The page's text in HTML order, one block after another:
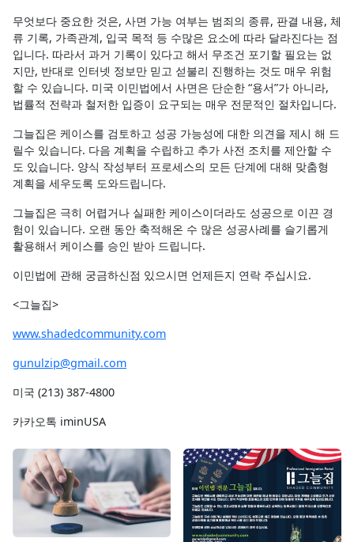
무엇보다 중요한 것은, 사면 가능 여부는 범죄의 종류, 판결 내용, 체
류 기록, 가족관계, 입국 목적 등 수많은 요소에 따라 달라진다는 점
입니다. 따라서 과거 기록이 있다고 해서 무조건 포기할 필요는 없
지만, 반대로 인터넷 정보만 믿고 섣불리 진행하는 것도 매우 위험
할 수 있습니다. 미국 이민법에서 사면은 단순한 “용서”가 아니라,
법률적 전략과 철저한 입증이 요구되는 매우 전문적인 절차입니다.
그늘집은 케이스를 검토하고 성공 가능성에 대한 의견을 제시 해 드
릴수 있습니다. 다음 계획을 수립하고 추가 사전 조치를 제안할 수
도 있습니다. 양식 작성부터 프로세스의 모든 단계에 대해 맞춤형
계획을 세우도록 도와드립니다.
그늘집은 극히 어렵거나 실패한 케이스이더라도 성공으로 이끈 경
험이 있습니다. 오랜 동안 축적해온 수 많은 성공사례를 슬기롭게
활용해서 케이스를 승인 받아 드립니다.
이민법에 관해 궁금하신점 있으시면 언제든지 연락 주십시요.
<그늘집>
www.shadedcommunity.com
gunulzip@gmail.com
미국 (213) 387-4800
카카오톡 iminUSA